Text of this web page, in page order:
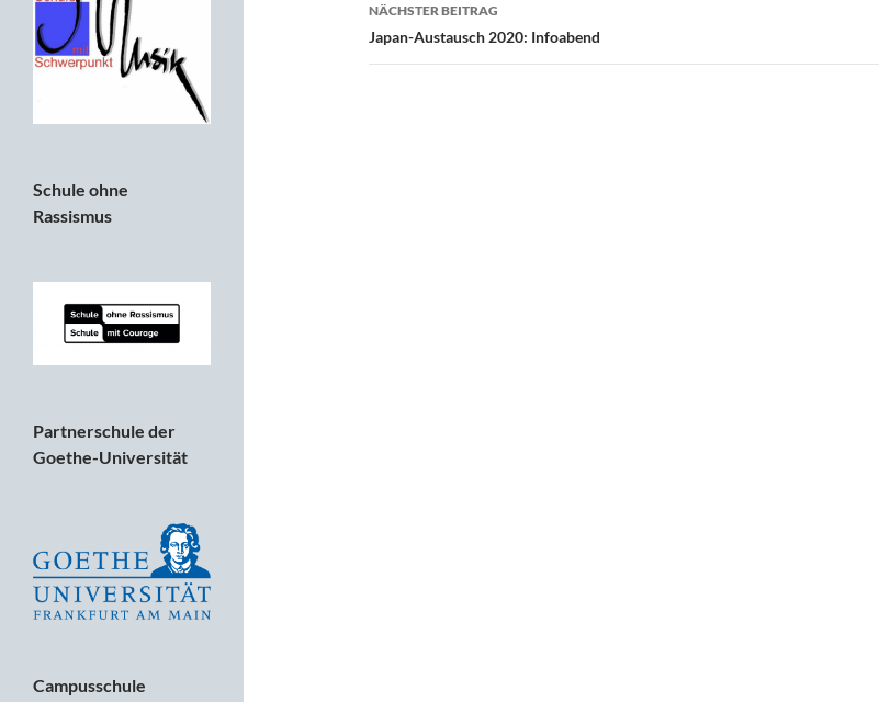
NÄCHSTER BEITRAG
Japan-Austausch 2020: Infoabend
Schule ohne
Rassismus
Partnerschule der
Goethe-Universität
Campusschule